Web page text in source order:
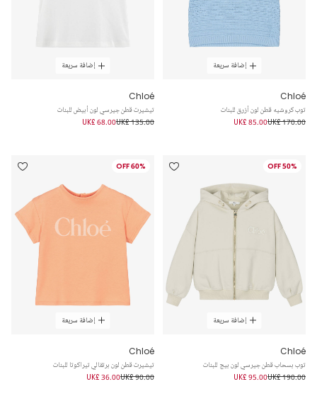
إضافة سريعة
Chloé
توب كروشيه قطن لون أزرق للبنات
UK£ 170.00
UK£ 85.00
إضافة سريعة
Chloé
تيشيرت قطن جيرسي لون أبيض للبنات
UK£ 135.00
UK£ 68.00
50% OFF
إضافة سريعة
Chloé
توب بسحاب قطن جيرسي لون بيج للبنات
UK£ 190.00
UK£ 95.00
60% OFF
إضافة سريعة
Chloé
تيشيرت قطن لون برتقالي تيراكوتا للبنات
UK£ 90.00
UK£ 36.00